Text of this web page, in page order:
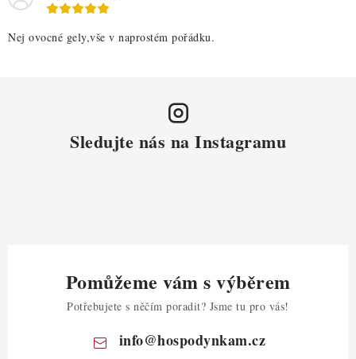
Nej ovocné gely,vše v naprostém pořádku.
Sledujte nás na Instagramu
Pomůžeme vám s výběrem
Potřebujete s něčím poradit? Jsme tu pro vás!
info@hospodynkam.cz